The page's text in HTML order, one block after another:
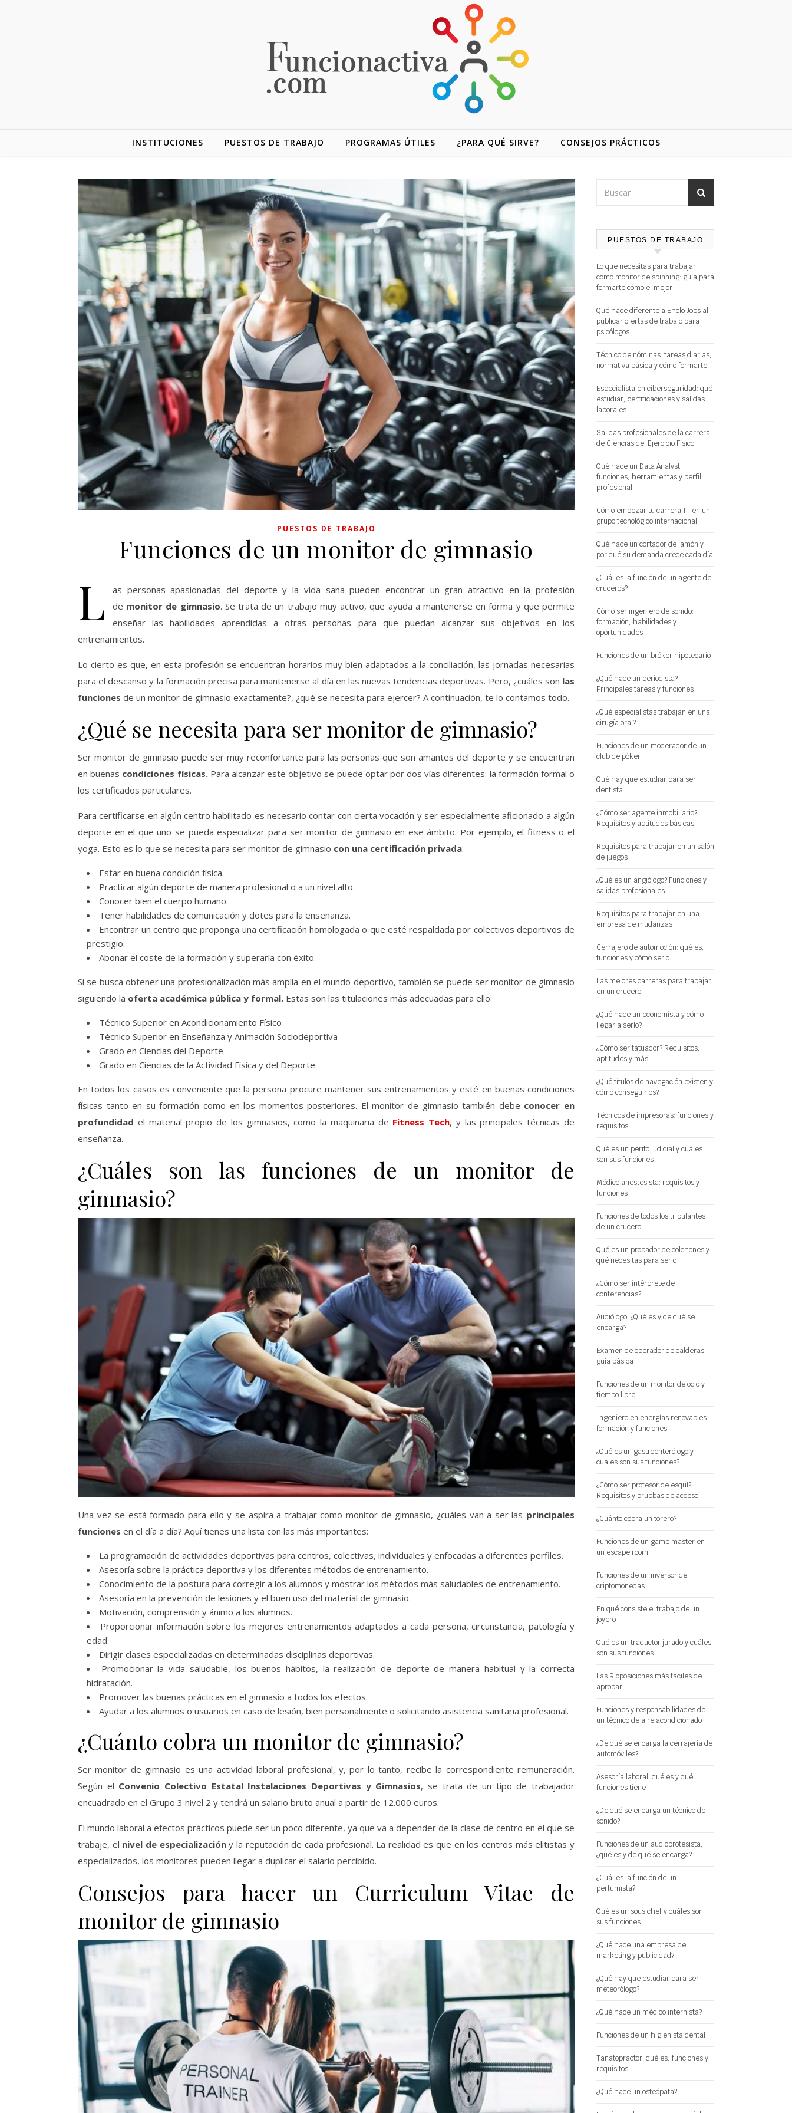
INSTITUCIONES PUESTOS DE TRABAJO PROGRAMAS ÚTILES ¿PARA QUÉ SIRVE? CONSEJOS PRÁCTICOS
PUESTOS DE TRABAJO
Funciones de un monitor de gimnasio
L
as personas apasionadas del deporte y la vida sana pueden encontrar un gran atractivo en la profesión
de monitor de gimnasio. Se trata de un trabajo muy activo, que ayuda a mantenerse en forma y que permite
enseñar las habilidades aprendidas a otras personas para que puedan alcanzar sus objetivos en los
entrenamientos.
Lo cierto es que, en esta profesión se encuentran horarios muy bien adaptados a la conciliación, las jornadas necesarias
para el descanso y la formación precisa para mantenerse al día en las nuevas tendencias deportivas. Pero, ¿cuáles son las
funciones de un monitor de gimnasio exactamente?, ¿qué se necesita para ejercer? A continuación, te lo contamos todo.
¿Qué se necesita para ser monitor de gimnasio?
Ser monitor de gimnasio puede ser muy reconfortante para las personas que son amantes del deporte y se encuentran
en buenas condiciones físicas.Para alcanzar este objetivo se puede optar por dos vías diferentes: la formación formal o
los certificados particulares.
Para certificarse en algún centro habilitado es necesario contar con cierta vocación y ser especialmente aficionado a algún
deporte en el que uno se pueda especializar para ser monitor de gimnasio en ese ámbito. Por ejemplo, el fitness o el
yoga. Esto es lo que se necesita para ser monitor de gimnasio con una certificación privada:
Estar en buena condición física.
Practicar algún deporte de manera profesional o a un nivel alto.
Conocer bien el cuerpo humano.
Tener habilidades de comunicación y dotes para la enseñanza.
Encontrar un centro que proponga una certificación homologada o que esté respaldada por colectivos deportivos de
prestigio.
Abonar el coste de la formación y superarla con éxito.
Si se busca obtener una profesionalización más amplia en el mundo deportivo, también se puede ser monitor de gimnasio
siguiendo la oferta académica pública y formal. Estas son las titulaciones más adecuadas para ello:
Técnico Superior en Acondicionamiento Físico
Técnico Superior en Enseñanza y Animación Sociodeportiva
Grado en Ciencias del Deporte
Grado en Ciencias de la Actividad Física y del Deporte
En todos los casos es conveniente que la persona procure mantener sus entrenamientos y esté en buenas condiciones
físicas tanto en su formación como en los momentos posteriores. El monitor de gimnasio también debe conocer en
profundidad el material propio de los gimnasios, como la maquinaria de Fitness Tech, y las principales técnicas de
enseñanza.
¿Cuáles son las funciones de un monitor de
gimnasio?
Una vez se está formado para ello y se aspira a trabajar como monitor de gimnasio, ¿cuáles van a ser las principales
funciones en el día a día? Aquí tienes una lista con las más importantes:
La programación de actividades deportivas para centros, colectivas, individuales y enfocadas a diferentes perfiles.
Asesoría sobre la práctica deportiva y los diferentes métodos de entrenamiento.
Conocimiento de la postura para corregir a los alumnos y mostrar los métodos más saludables de entrenamiento.
Asesoría en la prevención de lesiones y el buen uso del material de gimnasio.
Motivación, comprensión y ánimo a los alumnos.
Proporcionar información sobre los mejores entrenamientos adaptados a cada persona, circunstancia, patología y
edad.
Dirigir clases especializadas en determinadas disciplinas deportivas.
Promocionar la vida saludable, los buenos hábitos, la realización de deporte de manera habitual y la correcta
hidratación.
Promover las buenas prácticas en el gimnasio a todos los efectos.
Ayudar a los alumnos o usuarios en caso de lesión, bien personalmente o solicitando asistencia sanitaria profesional.
¿Cuánto cobra un monitor de gimnasio?
Ser monitor de gimnasio es una actividad laboral profesional, y, por lo tanto, recibe la correspondiente remuneración.
Según el Convenio Colectivo Estatal Instalaciones Deportivas y Gimnasios, se trata de un tipo de trabajador
encuadrado en el Grupo 3 nivel 2 y tendrá un salario bruto anual a partir de 12.000 euros.
El mundo laboral a efectos prácticos puede ser un poco diferente, ya que va a depender de la clase de centro en el que se
trabaje, el nivel de especializacióny la reputación de cada profesional. La realidad es que en los centros más elitistas y
especializados, los monitores pueden llegar a duplicar el salario percibido.
Consejos para hacer un Curriculum Vitae de
monitor de gimnasio
PUESTOS DE TRABAJO
Lo que necesitas para trabajar
como monitor de spinning: guía para
formarte como el mejor
Qué hace diferente a Eholo Jobs al
publicar ofertas de trabajo para
psicólogos
Técnico de nóminas: tareas diarias,
normativa básica y cómo formarte
Especialista en ciberseguridad: qué
estudiar, certificaciones y salidas
laborales
Salidas profesionales de la carrera
de Ciencias del Ejercicio Físico
Qué hace un Data Analyst:
funciones, herramientas y perfil
profesional
Cómo empezar tu carrera IT en un
grupo tecnológico internacional
Qué hace un cortador de jamón y
por qué su demanda crece cada día
¿Cuál es la función de un agente de
cruceros?
Cómo ser ingeniero de sonido:
formación, habilidades y
oportunidades
Funciones de un bróker hipotecario
¿Qué hace un periodista?
Principales tareas y funciones
¿Qué especialistas trabajan en una
cirugía oral?
Funciones de un moderador de un
club de póker
Qué hay que estudiar para ser
dentista
¿Cómo ser agente inmobiliario?
Requisitos y aptitudes básicas
Requisitos para trabajar en un salón
de juegos
¿Qué es un angiólogo? Funciones y
salidas profesionales
Requisitos para trabajar en una
empresa de mudanzas
Cerrajero de automoción: qué es,
funciones y cómo serlo
Las mejores carreras para trabajar
en un crucero
¿Qué hace un economista y cómo
llegar a serlo?
¿Cómo ser tatuador? Requisitos,
aptitudes y más
¿Qué títulos de navegación existen y
cómo conseguirlos?
Técnicos de impresoras: funciones y
requisitos
Qué es un perito judicial y cuáles
son sus funciones
Médico anestesista: requisitos y
funciones
Funciones de todos los tripulantes
de un crucero
Qué es un probador de colchones y
qué necesitas para serlo
¿Cómo ser intérprete de
conferencias?
Audiólogo: ¿Qué es y de qué se
encarga?
Examen de operador de calderas:
guía básica
Funciones de un monitor de ocio y
tiempo libre
Ingeniero en energías renovables:
formación y funciones
¿Qué es un gastroenterólogo y
cuáles son sus funciones?
¿Cómo ser profesor de esquí?
Requisitos y pruebas de acceso
¿Cuánto cobra un torero?
Funciones de un game master en
un escape room
Funciones de un inversor de
criptomonedas
En qué consiste el trabajo de un
joyero
Qué es un traductor jurado y cuáles
son sus funciones
Las 9 oposiciones más fáciles de
aprobar
Funciones y responsabilidades de
un técnico de aire acondicionado
¿De qué se encarga la cerrajería de
automóviles?
Asesoría laboral: qué es y qué
funciones tiene
¿De qué se encarga un técnico de
sonido?
Funciones de un audioprotesista,
¿qué es y de qué se encarga?
¿Cuál es la función de un
perfumista?
Qué es un sous chef y cuáles son
sus funciones
¿Qué hace una empresa de
marketing y publicidad?
¿Qué hay que estudiar para ser
meteorólogo?
¿Qué hace un médico internista?
Funciones de un higienista dental
Tanatopractor: qué es, funciones y
requisitos
¿Qué hace un osteópata?